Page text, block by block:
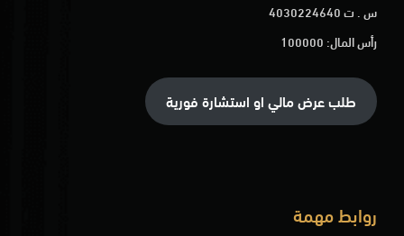
س . ت 4030224640
رأس المال: 100000
طلب عرض مالي او استشارة فورية
روابط مهمة